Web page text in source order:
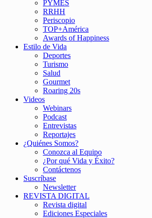
PYMES
RRHH
Periscopio
TOP+América
Awards of Happiness
Estilo de Vida
Deportes
Turismo
Salud
Gourmet
Roaring 20s
Videos
Webinars
Podcast
Entrevistas
Reportajes
¿Quiénes Somos?
Conozca al Equipo
¿Por qué Vida y Éxito?
Contáctenos
Suscríbase
Newsletter
REVISTA DIGITAL
Revista digital
Ediciones Especiales